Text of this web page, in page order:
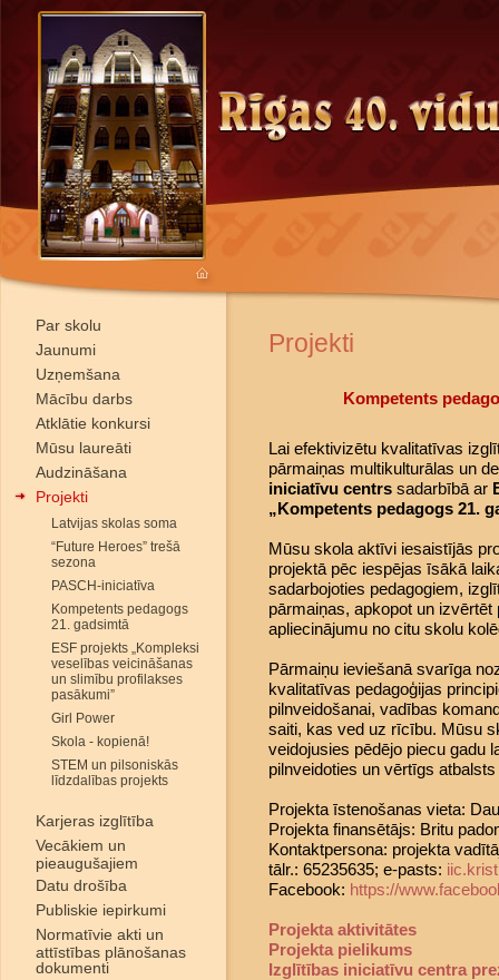
Par skolu
Jaunumi
Uzņemšana
Mācību darbs
Atklātie konkursi
Mūsu laureāti
Audzināšana
Projekti
Latvijas skolas soma
“Future Heroes” trešā
sezona
PASCH-iniciatīva
Kompetents pedagogs
21. gadsimtā
ESF projekts „Kompleksi
veselības veicināšanas
un slimību profilakses
pasākumi”
Girl Power
Skola - kopienā!
STEM un pilsoniskās
līdzdalības projekts
Karjeras izglītība
Vecākiem un
pieaugušajiem
Datu drošība
Publiskie iepirkumi
Normatīvie akti un
attīstības plānošanas
dokumenti
Projekti
Kompetents
Lai efektivizētu kvalitatīvas
pārmaiņas multikulturālas un
iniciatīvu centrs sadarbībā ar
„Kompetents pedagogs 21.
Mūsu skola aktīvi iesaistījās
projektā pēc iespējas īsākā
sadarbojoties pedagogiem,
pārmaiņas, apkopot un
apliecinājumu no citu skolu
Pārmaiņu ieviešanā svarīga
kvalitatīvas pedagoģijas
pilnveidošanai, vadības
saiti, kas ved uz rīcību. Mūsu
veidojusies pēdējo piecu gadu
pilnveidoties un vērtīgs
Projekta īstenošanas vieta:
Projekta finansētājs: Britu
Kontaktpersona: projekta
tālr.: 65235635; e-pasts:
Facebook: https://
Projekta aktivitātes
Projekta pielikums
Izglītības iniciatīvu centra